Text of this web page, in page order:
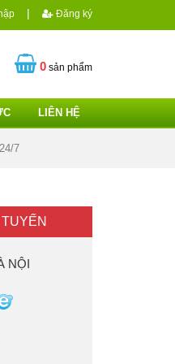
| Đăng ký
0sản phẩm
LIÊN HỆ
7
NỘI